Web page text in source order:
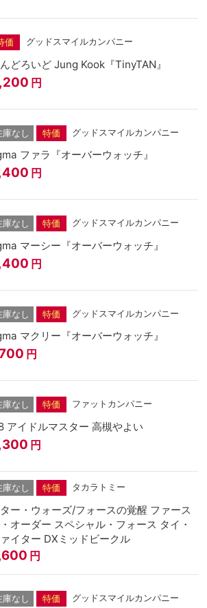
価 グッドスマイルカンパニー
どろいど Jung Kook『TinyTAN』
円
庫なし 特価 グッドスマイルカンパニー
ファラ『オーバーウォッチ』
円
庫なし 特価 グッドスマイルカンパニー
マーシー『オーバーウォッチ』
円
庫なし 特価 グッドスマイルカンパニー
マクリー『オーバーウォッチ』
円
庫なし 特価 ファットカンパニー
アイドルマスター 高槻やよい
円
庫なし 特価 タカラトミー
ー・ウォーズ/フォースの覚醒 ファース
・オーダー スペシャル・フォース タイ・
イター DXミッドビークル
円
庫なし 特価 グッドスマイルカンパニー